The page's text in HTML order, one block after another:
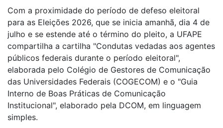
Com a proximidade do período de defeso eleitoral
para as Eleições 2026, que se inicia amanhã, dia 4 de
julho e se estende até o término do pleito, a UFAPE
compartilha a cartilha "Condutas vedadas aos agentes
públicos federais durante o período eleitoral",
elaborada pelo Colégio de Gestores de Comunicação
das Universidades Federais (COGECOM) e o "Guia
Interno de Boas Práticas de Comunicação
Institucional", elaborado pela DCOM, em linguagem
simples.